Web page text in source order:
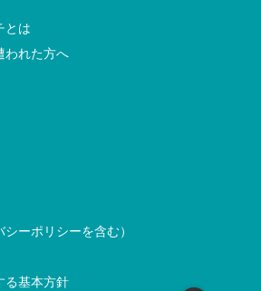
とは
われた方へ
ーポリシーを含む）
る基本方針